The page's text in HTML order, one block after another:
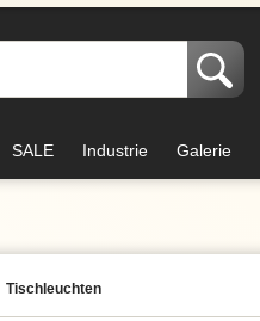
SALE Industrie Galerie
Tisch­leuchten